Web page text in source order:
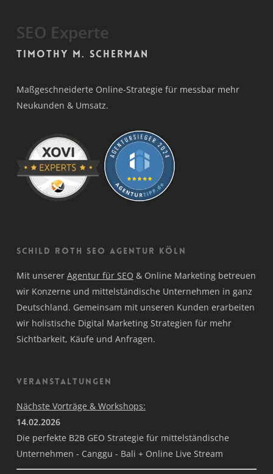
SEO Experte
Timothy M. Scherman
Maßgeschneiderte Online-Strategie für messbar mehr
Neukunden & Umsatz.
Schild Roth SEO Agentur Köln
Mit unserer Agentur für SEO & Online Marketing betreuen
wir Konzerne und mittelständische Unternehmen in ganz
Deutschland. Gemeinsam mit unseren Kunden erarbeiten
wir holistische Digital Marketing Strategien für mehr
Sichtbarkeit, Käufe und Anfragen.
Veranstaltungen
Nächste Vorträge & Workshops:
14.02.2026
Die perfekte B2B GEO Strategie für mittelständische
Unternehmen - Canggu - Bali + Online Live Stream